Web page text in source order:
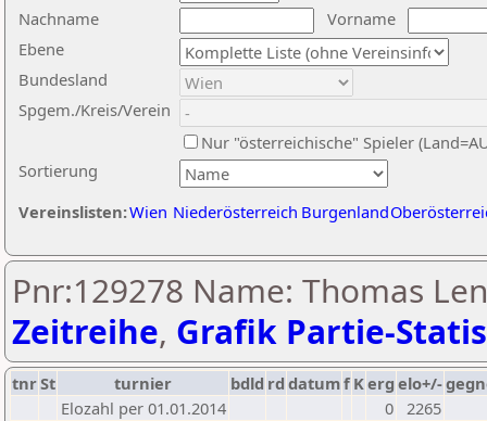
Nachname
Vorname
Ebene
Sortierung
Bundesland
Spgem./Kreis/Verein
Nur "österreichische" Spieler
Vereinslisten:Wien Niederösterreich Burgenland
Pnr:129278 Name: Thomas
Zeitreihe, Grafik Partie-
tnrSt turnier bdld rd datumf Kerg elo+/-
Elozahl per 01.01.2014
0 2265